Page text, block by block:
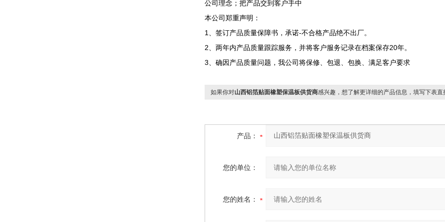
公司理念；把产品交到客户手中
本公司郑重声明：
1、签订产品质量保障书，承诺-不合格产品绝不出厂。
2、两年内产品质量跟踪服务，并将客户服务记录在档案保存20年。
3、确因产品质量问题，我公司将保修、包退、包换、满足客户要求
如果你对山西铝箔贴面橡塑保温板供货商感兴趣，想了解更详细的产品信息，填写下表直
产品：
您的单位：
您的姓名：